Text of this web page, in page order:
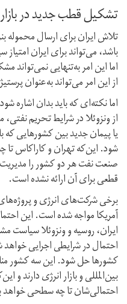
تشکیل قطب جدید در
تلاش ایران برای ارسال محموله
باشد، می‌تواند برای ایران
اما این امر به‌تنهایی نمی‌تواند
از این امر می‌تواند به‌عنوان
اما نکته‌ای که باید بدان اشاره
از ونزوئلا در شرایط تحریم
یا پیمان جدید بین کشورهایی که
شود. این‌که تهران و کاراکاس تا
صنعت نفت هر دو کشور را
قطعی برای آن ارائه نشده است.
برخی شرکت‌های انرژی و
آمریکا مواجه شده است. این
ایران، روسیه و ونزوئلا سیاست
احتمال در شرایطی اجرایی
کشورها حل شود. این سه کشور
بین‌المللی و بازار انرژی دارند
احتمالی‌شان تا چه سطحی